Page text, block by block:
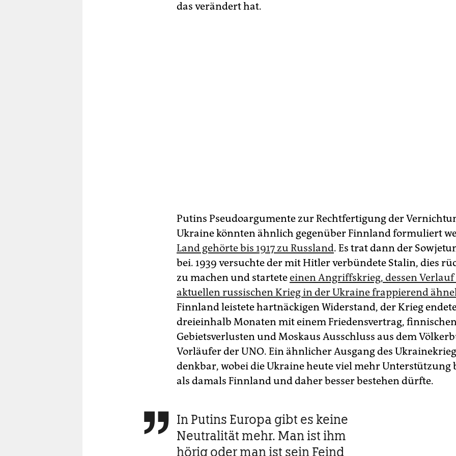
das verändert hat.
Putins Pseudoargumente zur Rechtfertigung der
Ukraine könnten ähnlich gegenüber Finnland formuliert
Land gehörte bis 1917 zu Russland. Es trat dann der
bei. 1939 versuchte der mit Hitler verbündete Stalin, dies
zu machen und starteteeinen Angriffskrieg, dessen Verlauf
aktuellen russischen Krieg in der Ukraine frappierend
Finnland leistete hartnäckigen Widerstand, der Krieg
dreieinhalb Monaten mit einem Friedensvertrag, finnischen
Gebietsverlusten und Moskaus Ausschluss aus dem
Vorläufer der UNO. Ein ähnlicher Ausgang des
denkbar, wobei die Ukraine heute viel mehr Unterstützung
als damals Finnland und daher besser bestehen dürfte.
 In Putins Europa gibt es keine
Neutralität mehr. Man ist ihm
hörig oder man ist sein Feind